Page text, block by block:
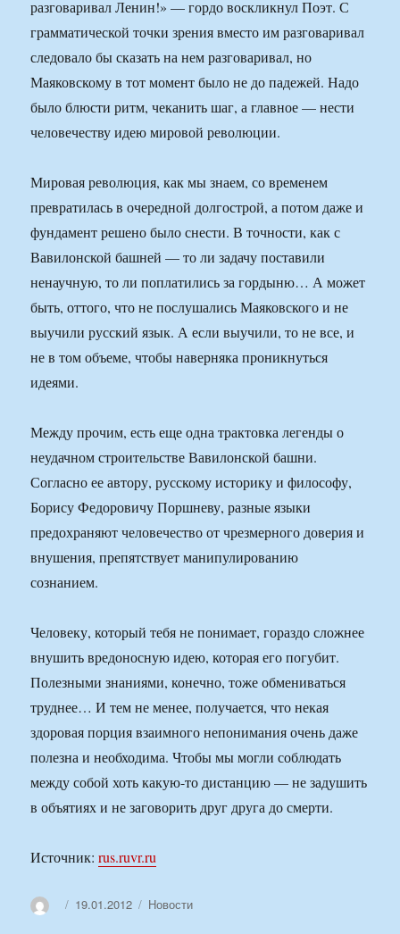
разговаривал Ленин!» — гордо воскликнул Поэт. С
грамматической точки зрения вместо им разговаривал
следовало бы сказать на нем разговаривал, но
Маяковскому в тот момент было не до падежей. Надо
было блюсти ритм, чеканить шаг, а главное — нести
человечеству идею мировой революции.
Мировая революция, как мы знаем, со временем
превратилась в очередной долгострой, а потом даже и
фундамент решено было снести. В точности, как с
Вавилонской башней — то ли задачу поставили
ненаучную, то ли поплатились за гордыню… А может
быть, оттого, что не послушались Маяковского и не
выучили русский язык. А если выучили, то не все, и
не в том объеме, чтобы наверняка проникнуться
идеями.
Между прочим, есть еще одна трактовка легенды о
неудачном строительстве Вавилонской башни.
Согласно ее автору, русскому историку и философу,
Борису Федоровичу Поршневу, разные языки
предохраняют человечество от чрезмерного доверия и
внушения, препятствует манипулированию
сознанием.
Человеку, который тебя не понимает, гораздо сложнее
внушить вредоносную идею, которая его погубит.
Полезными знаниями, конечно, тоже обмениваться
труднее… И тем не менее, получается, что некая
здоровая порция взаимного непонимания очень даже
полезна и необходима. Чтобы мы могли соблюдать
между собой хоть какую-то дистанцию — не задушить
в объятиях и не заговорить друг друга до смерти.
Источник:rus.ruvr.ru
АвторОпубликовано
19.01.2012 Рубрики
Новости